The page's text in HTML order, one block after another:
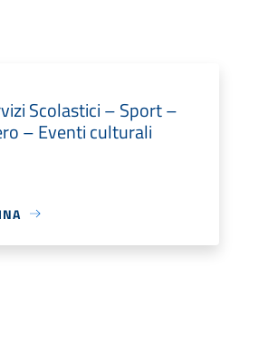
Scolastici – Sport –
– Eventi culturali